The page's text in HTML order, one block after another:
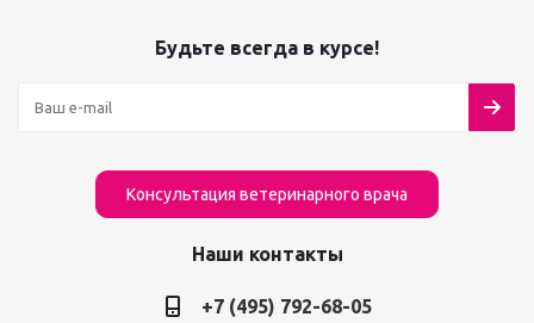
Будьте всегда в курсе!
Консультация ветеринарного врача
Наши контакты
+7 (495) 792-68-05